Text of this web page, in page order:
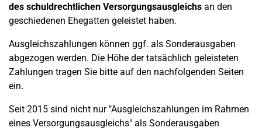
des schuldrechtlichen Versorgungsausgleichs an den
geschiedenen Ehegatten geleistet haben.
Ausgleichszahlungen können ggf. als Sonderausgaben
abgezogen werden. Die Höhe der tatsächlich geleisteten
Zahlungen tragen Sie bitte auf den nachfolgenden Seiten
ein.
Seit 2015 sind nicht nur "Ausgleichszahlungen im Rahmen
eines Versorgungsausgleichs" als Sonderausgaben